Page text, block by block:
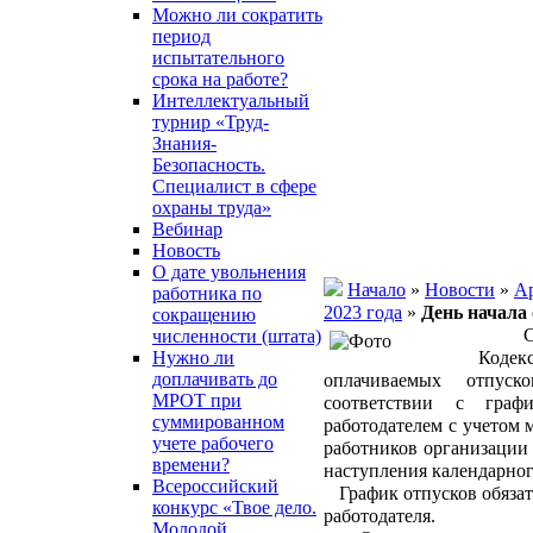
Можно ли сократить
период
испытательного
срока на работе?
Интеллектуальный
турнир «Труд-
Знания-
Безопасность.
Специалист в сфере
охраны труда»
Вебинар
Новость
О дате увольнения
работника по
сокращению
численности (штата)
Нужно ли
доплачивать до
МРОТ при
суммированном
учете рабочего
времени?
Всероссийский
конкурс «Твое дело.
Молодой
Начало » Новости »
2023 года » День
оплачиваемых
соответствии с
работодателем с учетом
работников
наступления
График отпусков
работодателя.